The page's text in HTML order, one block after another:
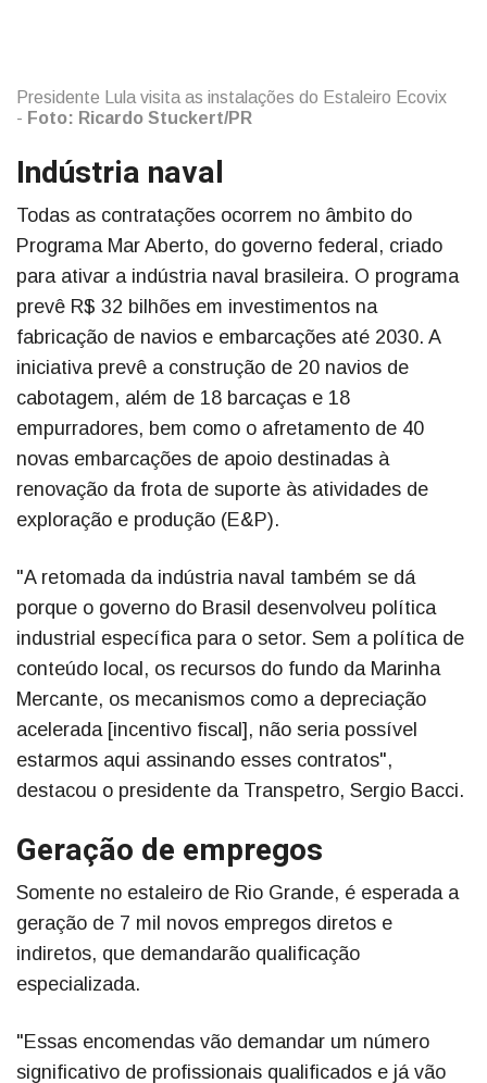
Presidente Lula visita as instalações do Estaleiro Ecovix
- Foto: Ricardo Stuckert/PR
Indústria naval
Todas as contratações ocorrem no âmbito do
Programa Mar Aberto, do governo federal, criado
para ativar a indústria naval brasileira. O programa
prevê R$ 32 bilhões em investimentos na
fabricação de navios e embarcações até 2030. A
iniciativa prevê a construção de 20 navios de
cabotagem, além de 18 barcaças e 18
empurradores, bem como o afretamento de 40
novas embarcações de apoio destinadas à
renovação da frota de suporte às atividades de
exploração e produção (E&P).
"A retomada da indústria naval também se dá
porque o governo do Brasil desenvolveu política
industrial específica para o setor. Sem a política de
conteúdo local, os recursos do fundo da Marinha
Mercante, os mecanismos como a depreciação
acelerada [incentivo fiscal], não seria possível
estarmos aqui assinando esses contratos",
destacou o presidente da Transpetro, Sergio Bacci.
Geração de empregos
Somente no estaleiro de Rio Grande, é esperada a
geração de 7 mil novos empregos diretos e
indiretos, que demandarão qualificação
especializada.
"Essas encomendas vão demandar um número
significativo de profissionais qualificados e já vão